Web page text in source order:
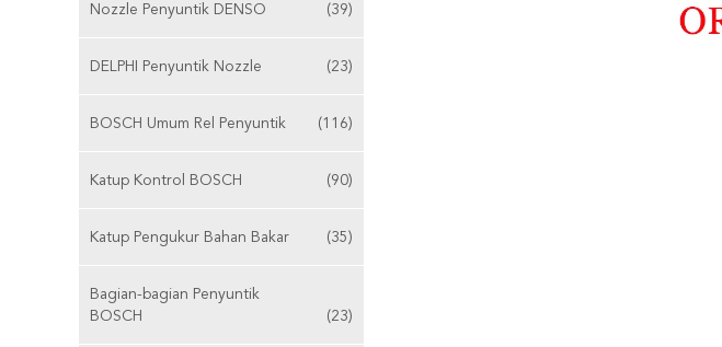
Nozzle Penyuntik DENSO (39)
DELPHI Penyuntik Nozzle (23)
BOSCH Umum Rel Penyuntik (116)
Katup Kontrol BOSCH (90)
Katup Pengukur Bahan Bakar (35)
Bagian-bagian Penyuntik
BOSCH
(23)